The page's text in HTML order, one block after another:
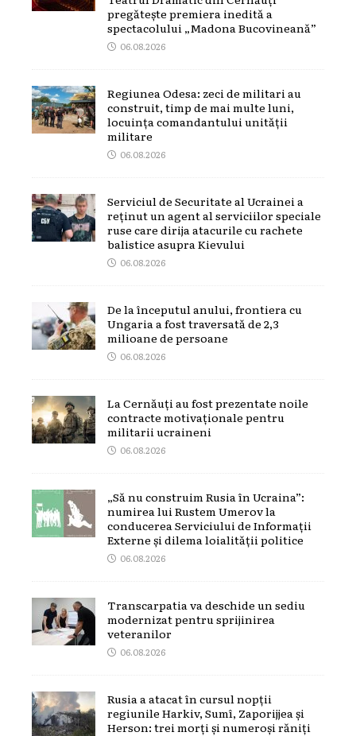
pregătește premiera inedită a
spectacolului „Madona Bucovineană”
06.08.2026
Regiunea Odesa: zeci de militari au
construit, timp de mai multe luni,
locuința comandantului unității
militare
06.08.2026
Serviciul de Securitate al Ucrainei a
reținut un agent al serviciilor speciale
ruse care dirija atacurile cu rachete
balistice asupra Kievului
06.08.2026
De la începutul anului, frontiera cu
Ungaria a fost traversată de 2,3
milioane de persoane
06.08.2026
La Cernăuți au fost prezentate noile
contracte motivaționale pentru
militarii ucraineni
06.08.2026
„Să nu construim Rusia în Ucraina”:
numirea lui Rustem Umerov la
conducerea Serviciului de Informații
Externe și dilema loialității politice
06.08.2026
Transcarpatia va deschide un sediu
modernizat pentru sprijinirea
veteranilor
06.08.2026
Rusia a atacat în cursul nopții
regiunile Harkiv, Sumî, Zaporijjea și
Herson: trei morți și numeroși răniți